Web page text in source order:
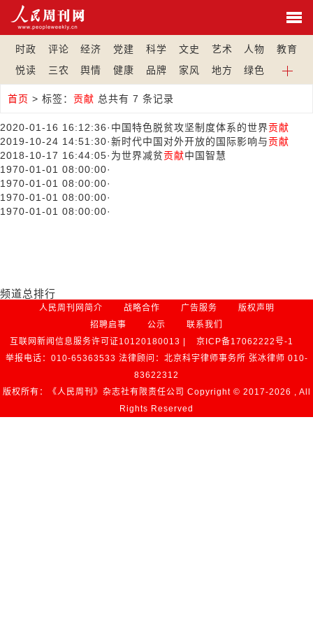
时政 评论 经济 党建 科学 文史 艺术 人物
教育
悦读
三农 舆情 健康 品牌 家风 地方 绿色
首页 > 标签： 贡献 总共有 7 条记录
2020-01-16 16:12:36· 中国特色脱贫攻坚制度体系的世界贡献
2019-10-24 14:51:30·新时代中国对外开放的国际影响与贡献
2018-10-17 16:44:05· 为世界减贫贡献中国智慧
1970-01-01 08:00:00·
1970-01-01 08:00:00·
1970-01-01 08:00:00·
1970-01-01 08:00:00·
频道总排行
人民周刊网简介 战略合作 广告服务
版权声明
招聘启事
公示
联系我们
互联网新闻信息服务许可证10120180013 |
京ICP备17062222号-1
举报电话：010-65363533 法律顾问：北京科宇律师事务所 张冰律师 010-
83622312
版权所有：《人民周刊》杂志社有限责任公司 Copyright © 2017-2026 , All
Rights Reserved